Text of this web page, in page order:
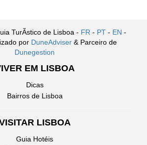
TurÃ­stico de Lisboa - FR - PT - EN -
por DuneAdviser & Parceiro de
Dunegestion
EM LISBOA
Dicas
Bairros de Lisboa
LISBOA
Guia Hotéis